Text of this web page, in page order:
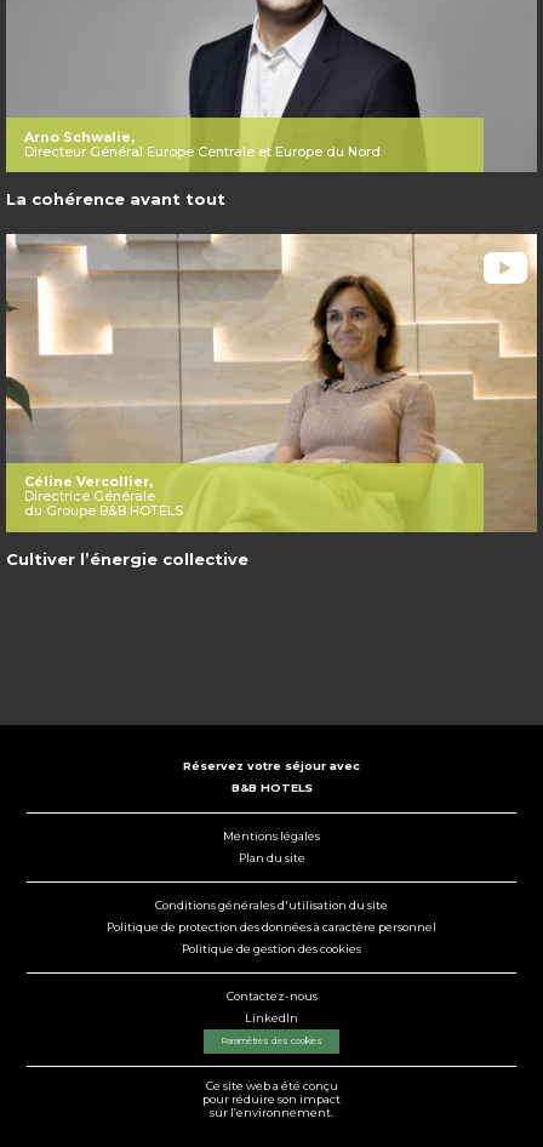
La cohérence avant tout
Arno Schwalie,
Directeur Général Europe Centrale et Europe du Nord
Cultiver l’énergie collective
Céline Vercollier,
Directrice Générale
du Groupe B&B HOTELS
Réservez votre séjour avec
B&B HOTELS
Mentions légales
Plan du site
Conditions générales d'utilisation du site
Politique de protection des données à caractère personnel
Politique de gestion des cookies
Contactez-nous
LinkedIn
Paramètres des cookies
Ce site web a été conçu
pour réduire son impact
sur l’environnement.